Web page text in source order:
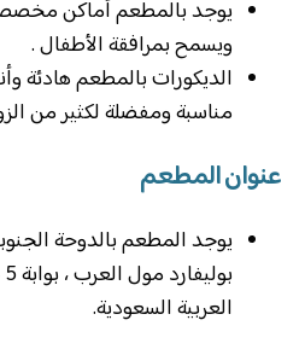
يوجد بالمطعم أماكن مخصصة
ويسمح بمرافقة الأطفال .
الديكورات بالمطعم هادئة
مناسبة ومفضلة لكثير من
عنوان المطعم
يوجد المطعم بالدوحة
العربية السعودية.